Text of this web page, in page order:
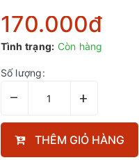
170.000₫
Tình trạng: Còn hàng
Số lượng:
– +
THÊM GIỎ HÀNG